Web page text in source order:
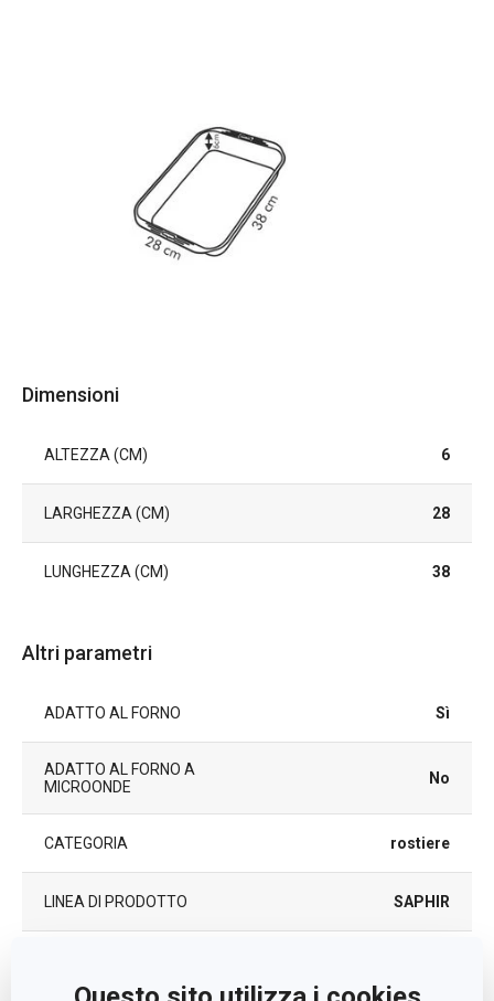
Dimensioni
ALTEZZA (CM) 6
LARGHEZZA (CM) 28
LUNGHEZZA (CM) 38
Altri parametri
ADATTO AL FORNO Sì
ADATTO AL FORNO A
MICROONDE
No
CATEGORIA rostiere
LINEA DI PRODOTTO SAPHIR
antiaderente